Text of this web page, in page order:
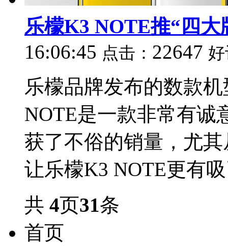
乐檬K3 NOTE推“四大
16:06:45 点击： 22647
乐檬品牌发布的数款
NOTE是一款非常有诚
获了不俗的销量，尤
让乐檬K3 NOTE更有
共 4页31条
首页